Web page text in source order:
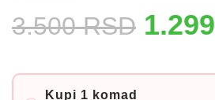
3.500RSD 1.299
Kupi 1 komad